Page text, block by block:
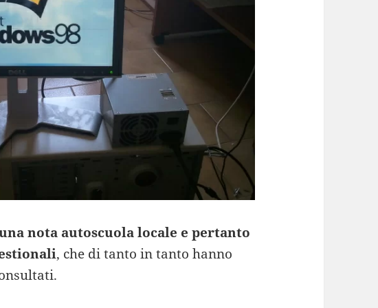
nota autoscuola locale e pertanto
, che di tanto in tanto hanno